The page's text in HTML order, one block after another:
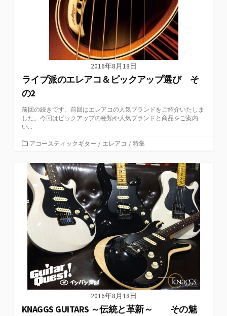
2016年8月18日
ライブ派のエレアコ＆ピックアップ選び そ
の2
前回の続きです。前回はエレアコの人気ブランドをご紹介いたしま
した。今回はピックアップの種類や人気ブランドと商品をご案内
い...
カ
ゴ
リ
ー
アコースティックギター / エレアコ / 特集
2016年8月18日
KNAGGS GUITARS ～伝統と革新～ その魅